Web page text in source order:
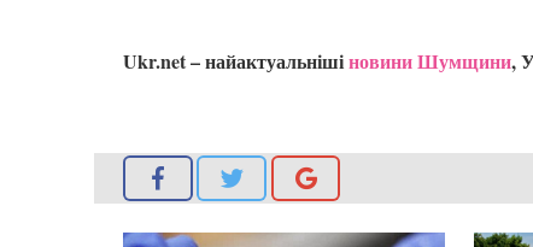
Ukr.net – найактуальнішіновини Шумщини,